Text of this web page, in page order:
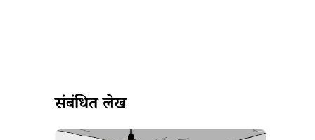
संबंधित लेख